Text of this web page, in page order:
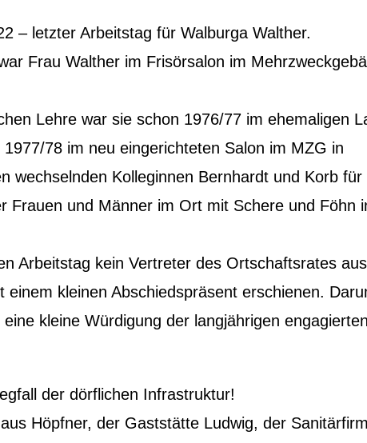
– letzter Arbeitstag für Walburga Walther.
Frau Walther im Frisörsalon im
Lehre war sie schon 1976/77 im ehemaligen
78 im neu eingerichteten Salon im MZG in
wechselnden Kolleginnen Bernhardt und Korb für
Frauen und Männer im Ort mit Schere und Föhn
Arbeitstag kein Vertreter des Ortschaftsrates aus
einem kleinen Abschiedspräsent erschienen.
kleine Würdigung der langjährigen
der dörflichen Infrastruktur!
Höpfner, der Gaststätte Ludwig, der